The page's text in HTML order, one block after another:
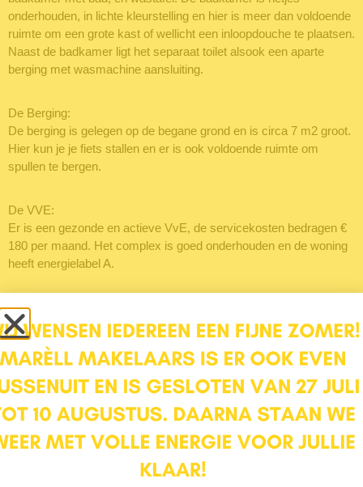
onderhouden, in lichte kleurstelling en hier is meer dan voldoende
ruimte om een grote kast of wellicht een inloopdouche te plaatsen.
Naast de badkamer ligt het separaat toilet alsook een aparte
berging met wasmachine aansluiting.
De Berging:
De berging is gelegen op de begane grond en is circa 7 m2 groot.
Hier kun je je fiets stallen en er is ook voldoende ruimte om
spullen te bergen.
De VVE:
Er is een gezonde en actieve VvE, de servicekosten bedragen €
180 per maand. Het complex is goed onderhouden en de woning
heeft energielabel A.
De ligging:
Het Park Schothorst met sportvelden en zijn natuurspeelplaats,
winkelcentrum Schothorst en scholen liggen ook vlakbij. Het oude
stadscentrum ligt vlakbij, net als het winkelcentrum en
uitvalswegen kun je zo benaderen. Ook Park Schothorst ligt om
de hoek. Een ideaal appartement dus als je in Utrecht of
Amsterdam werkt of toch de rust en comfort van een
appartement zoekt met wel alle voorzieningen dichtbij.
Wat maakt Paladijnenweg 25 je nieuwe thuis: